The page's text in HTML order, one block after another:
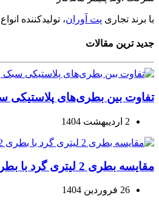
با برند تجاری پت آوران، تولیدکننده
جدید ترین مقالات
تفاوت بین بطری‌های
2 اردیبهشت 1404
مقایسه بطری 2 لیتری گرد با بطری 2 لیتری لیبل
26 فروردین 1404